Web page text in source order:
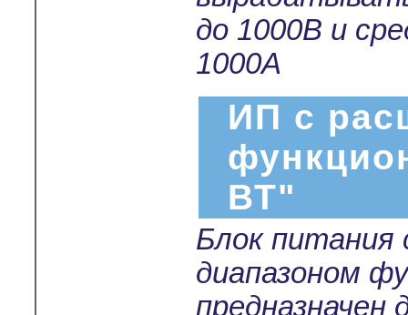
до 1000В и
1000А
ИП с
ВТ"
Блок питания
диапазоном
предназначен